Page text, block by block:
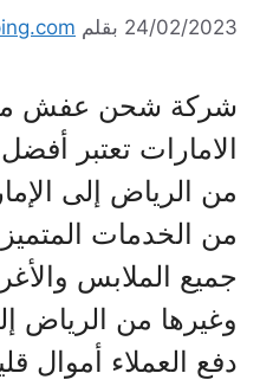
24/02/2023 بقلم
شركة شحن عفش
الامارات تعتبر
من الرياض إلى
من الخدمات
جميع الملابس
وغيرها من الرياض
دفع العملاء أموال